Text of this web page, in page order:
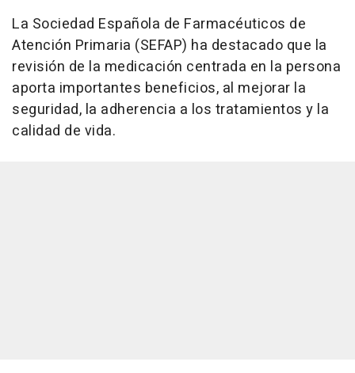
La Sociedad Española de Farmacéuticos de
Atención Primaria (SEFAP) ha destacado que la
revisión de la medicación centrada en la persona
aporta importantes beneficios, al mejorar la
seguridad, la adherencia a los tratamientos y la
calidad de vida.